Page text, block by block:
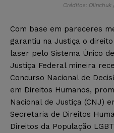
Créditos:
Com base em pareceres
garantiu na Justiça o
laser pelo Sistema Único
Justiça Federal mineira
Concurso Nacional de
em Direitos Humanos,
Nacional de Justiça (CNJ)
Secretaria de Direitos
Direitos da População